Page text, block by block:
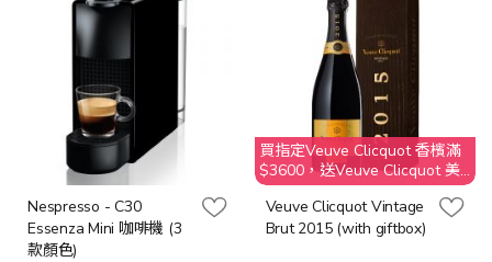
Nespresso - C30
Essenza Mini 咖啡機 (3
款顏色)
買指定Veuve Clicquot 香檳滿
$3600，送Veuve Clicquot 美
酒晚宴2位 @Aqua Hong Kong
Veuve Clicquot Vintage
Brut 2015 (with giftbox)